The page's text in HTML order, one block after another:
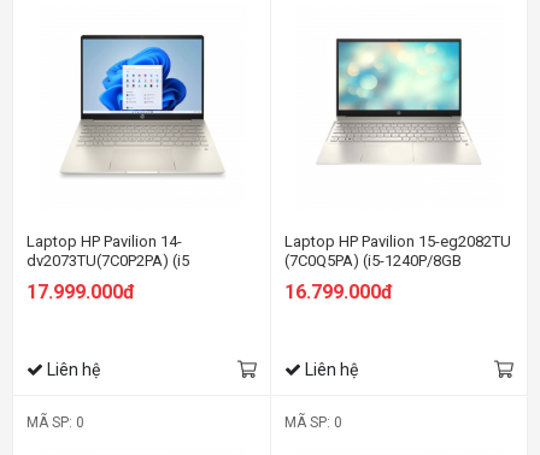
Laptop HP Pavilion 14-
dv2073TU(7C0P2PA) (i5
1235U/16GB RAM/512GB
SSD/14 FHD/Win11/Vàng)
17.999.000đ
Liên hệ
Laptop HP Pavilion 15-eg2082TU
(7C0Q5PA) (i5-1240P/8GB
RAM/512GB SSD/15.6
FHD/Win11/Vàng)
16.799.000đ
Liên hệ
MÃ SP: 0 MÃ SP: 0